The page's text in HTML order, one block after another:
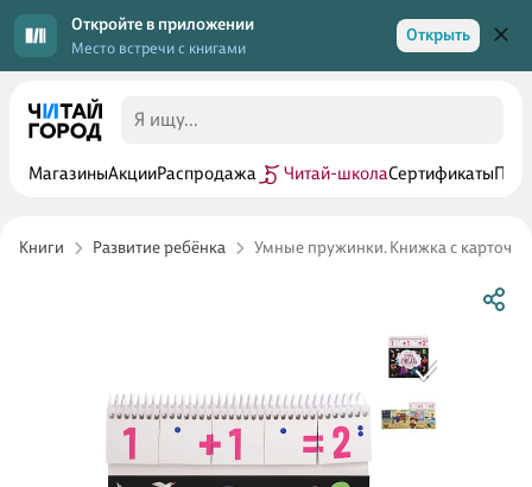
Откройте в приложении
Место встречи с книгами
Открыть
МагазиныАкцииРаспродажа Читай-школаСертификаты
Книги Развитие ребёнка Умные пружинки. Книжка с